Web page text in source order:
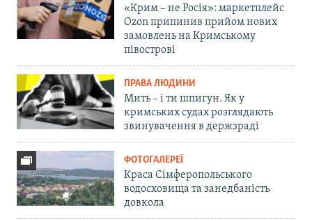
«Крим – не Росія»: маркетплейс
Ozon припинив прийом нових
замовлень на Кримському
півострові
ПРАВА ЛЮДИНИ
Мить – і ти шпигун. Як у
кримських судах розглядають
звинувачення в держзраді
ФОТОГАЛЕРЕЇ
Краса Сімферопольського
водосховища та занедбаність
довкола